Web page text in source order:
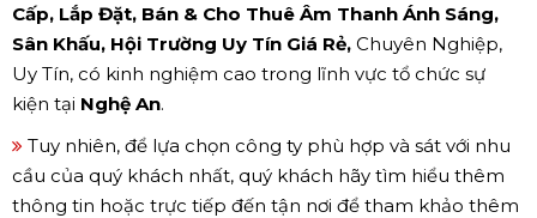
Cấp, Lắp Đặt, Bán & Cho Thuê Âm Thanh Ánh Sáng,
Sân Khấu, Hội Trường Uy Tín Giá Rẻ, Chuyên Nghiệp,
Uy Tín, có kinh nghiệm cao trong lĩnh vực tổ chức sự
kiện tại Nghệ An.
Tuy nhiên, để lựa chọn công ty phù hợp và sát với nhu
cầu của quý khách nhất, quý khách hãy tìm hiểu thêm
thông tin hoặc trực tiếp đến tận nơi để tham khảo thêm